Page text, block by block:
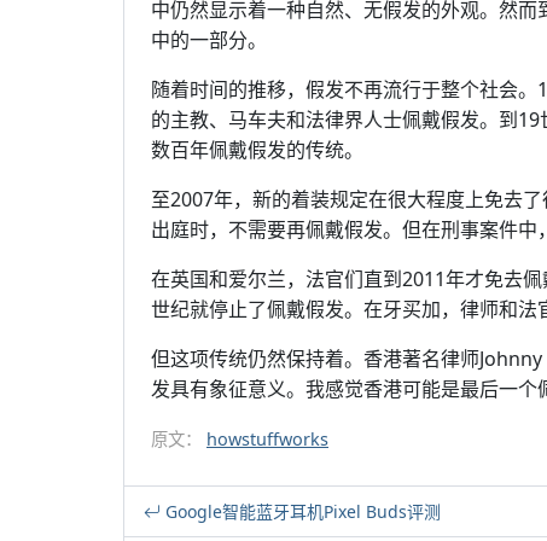
中仍然显示着一种自然、无假发的外观。然
中的一部分。
随着时间的推移，假发不再流行于整个社会
的主教、马车夫和法律界人士佩戴假发。到
数百年佩戴假发的传统。
至2007年，新的着装规定在很大程度上免去
出庭时，不需要再佩戴假发。但在刑事案件中
在英国和爱尔兰，法官们直到2011年才免去
世纪就停止了佩戴假发。在牙买加，律师和法
但这项传统仍然保持着。香港著名律师
发具有象征意义。我感觉香港可能是最后一个
原文： howstuffworks
Google智能蓝牙耳机Pixel Buds评测